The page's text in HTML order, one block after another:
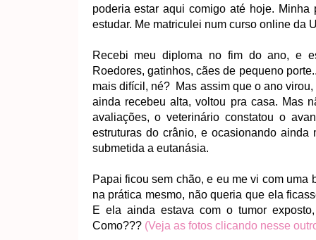
poderia estar aqui comigo até hoje.
estudar. Me matriculei num curso online da
Recebi meu diploma no fim do ano, e
Roedores, gatinhos, cães de pequeno
mais difícil, né? Mas assim que o ano
ainda recebeu alta, voltou pra casa. Mas
avaliações, o veterinário constatou o
estruturas do crânio, e ocasionando ainda
submetida a eutanásia.
Papai ficou sem chão, e eu me vi com
na prática mesmo, não queria que ela
E ela ainda estava com o tumor
Como??? (Veja as fotos clicando nesse